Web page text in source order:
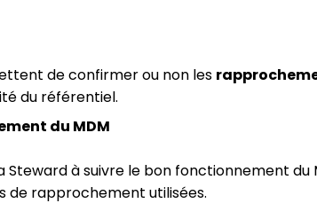
de confirmer ou non les
du référentiel.
du MDM
Steward à suivre le bon fonctionnement
de rapprochement utilisées.